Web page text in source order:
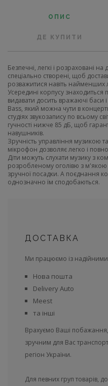
ОПИС
ДЕ КУПИТИ
Безпечні, легкі і розраховані на
спеціально створені, щоб
розважитися навіть найменших
Усередині корпусу знаходиться
видавати досить вражаючі баси
Bass, який можна чути в
студіях звукозапису по всьому
гучності нижче 85 дБ, щоб
навушників.
Зручність управління музикою
мікрофон дозволяє легко і
Діти можуть слухати музику з
розробленому оголівю з
зручної посадки. А поєднання
однозначно їм сподобаються.
ДОСТАВКА
Ми працюємо із
Нова пошта
Delivery Auto
Meest
та інші
Врахуємо Ваші
зручним для Вас
регіон України.
Для певних груп товарів,